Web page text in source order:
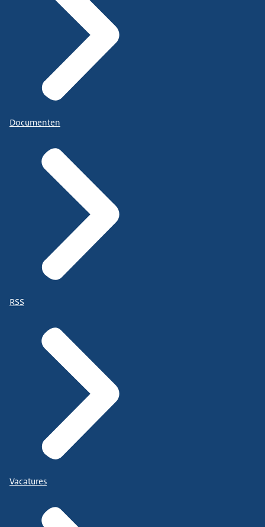
Documenten
RSS
Vacatures